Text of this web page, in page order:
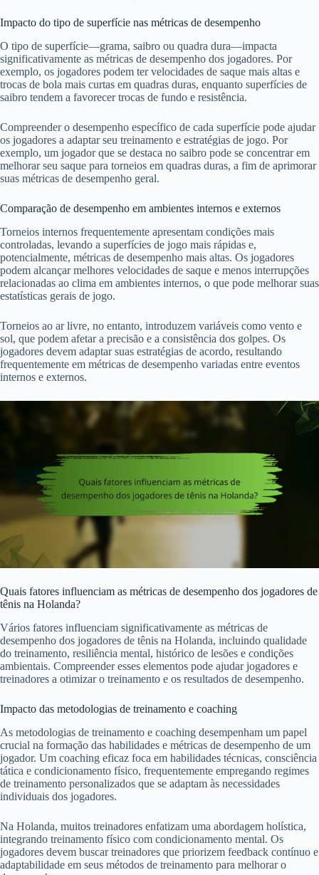
Impacto do tipo de superfície nas métricas de desempenho
O tipo de superfície—grama, saibro ou quadra dura—impacta
significativamente as métricas de desempenho dos jogadores. Por
exemplo, os jogadores podem ter velocidades de saque mais altas e
trocas de bola mais curtas em quadras duras, enquanto superfícies de
saibro tendem a favorecer trocas de fundo e resistência.
Compreender o desempenho específico de cada superfície pode ajudar
os jogadores a adaptar seu treinamento e estratégias de jogo. Por
exemplo, um jogador que se destaca no saibro pode se concentrar em
melhorar seu saque para torneios em quadras duras, a fim de aprimorar
suas métricas de desempenho geral.
Comparação de desempenho em ambientes internos e externos
Torneios internos frequentemente apresentam condições mais
controladas, levando a superfícies de jogo mais rápidas e,
potencialmente, métricas de desempenho mais altas. Os jogadores
podem alcançar melhores velocidades de saque e menos interrupções
relacionadas ao clima em ambientes internos, o que pode melhorar suas
estatísticas gerais de jogo.
Torneios ao ar livre, no entanto, introduzem variáveis como vento e
sol, que podem afetar a precisão e a consistência dos golpes. Os
jogadores devem adaptar suas estratégias de acordo, resultando
frequentemente em métricas de desempenho variadas entre eventos
internos e externos.
Quais fatores influenciam as métricas de desempenho dos jogadores de
tênis na Holanda?
Vários fatores influenciam significativamente as métricas de
desempenho dos jogadores de tênis na Holanda, incluindo qualidade
do treinamento, resiliência mental, histórico de lesões e condições
ambientais. Compreender esses elementos pode ajudar jogadores e
treinadores a otimizar o treinamento e os resultados de desempenho.
Impacto das metodologias de treinamento e coaching
As metodologias de treinamento e coaching desempenham um papel
crucial na formação das habilidades e métricas de desempenho de um
jogador. Um coaching eficaz foca em habilidades técnicas, consciência
tática e condicionamento físico, frequentemente empregando regimes
de treinamento personalizados que se adaptam às necessidades
individuais dos jogadores.
Na Holanda, muitos treinadores enfatizam uma abordagem holística,
integrando treinamento físico com condicionamento mental. Os
jogadores devem buscar treinadores que priorizem feedback contínuo e
adaptabilidade em seus métodos de treinamento para melhorar o